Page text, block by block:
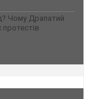
Чому Драпатий
протестів